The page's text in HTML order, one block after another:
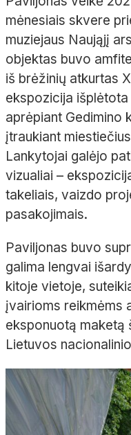
mėnesiais skvere
muziejaus Naująjį
objektas buvo
iš brėžinių atkurtas
ekspozicija
aprėpiant Gedimino
įtraukiant
Lankytojai galėjo
vizualiai –
takeliais, vaizdo
pasakojimais.
Paviljonas buvo
galima lengvai
kitoje vietoje,
įvairioms reikmėms
eksponuotą maketą
Lietuvos